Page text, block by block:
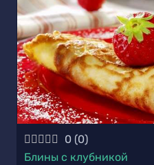
0 (0)
Блины с клубникой